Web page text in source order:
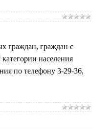
граждан, граждан с
населения
по телефону 3-29-36,